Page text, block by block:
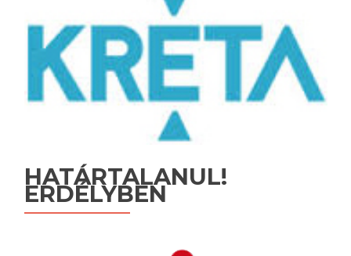
HATÁRTALANUL!
ERDÉLYBEN